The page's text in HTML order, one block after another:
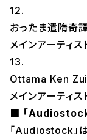
12.
おったま遣隋奇
メインアーティ
13.
Ottama Ken
メインアーティ
■ 「Audiostock
「Audiostock」